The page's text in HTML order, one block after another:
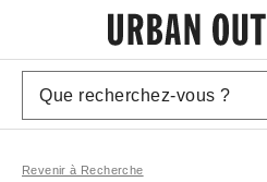
Revenir à Recherche